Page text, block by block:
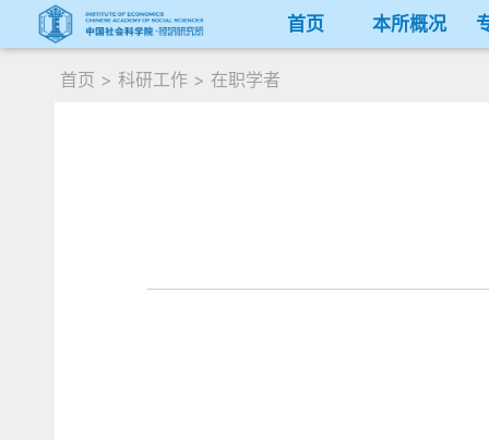
首页 本所概况
首页 > 科研工作 > 在职学者